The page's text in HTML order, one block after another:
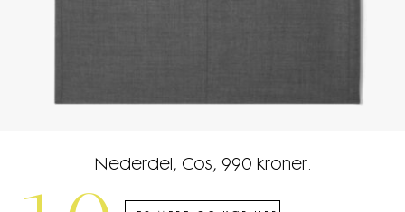
Nederdel, Cos, 990 kroner.